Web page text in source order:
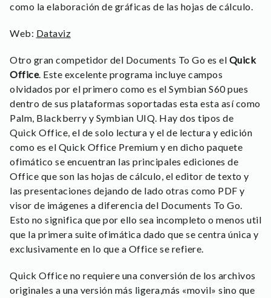
como la elaboración de gráficas de las hojas de cálculo.
Web: Dataviz
Otro gran competidor del Documents To Go es el Quick
Office. Este excelente programa incluye campos
olvidados por el primero como es el Symbian S60 pues
dentro de sus plataformas soportadas esta esta así como
Palm, Blackberry y Symbian UIQ. Hay dos tipos de
Quick Office, el de solo lectura y el de lectura y edición
como es el Quick Office Premium y en dicho paquete
ofimático se encuentran las principales ediciones de
Office que son las hojas de cálculo, el editor de texto y
las presentaciones dejando de lado otras como PDF y
visor de imágenes a diferencia del Documents To Go.
Esto no significa que por ello sea incompleto o menos util
que la primera suite ofimática dado que se centra única y
exclusivamente en lo que a Office se refiere.
Quick Office no requiere una conversión de los archivos
originales a una versión más ligera,más «movil» sino que